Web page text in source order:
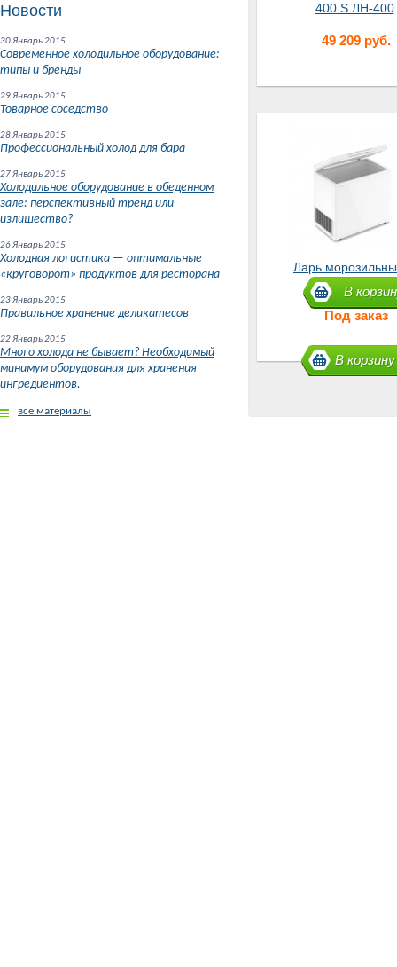
400 S ЛН-400
49 209 руб.
В
Ларь
Под заказ
В корзину
Новости
30 Январь 2015
Современное холодильное оборудование:
типы и бренды
29 Январь 2015
Товарное соседство
28 Январь 2015
Профессиональный холод для бара
27 Январь 2015
Холодильное оборудование в обеденном
зале: перспективный тренд или
излишество?
26 Январь 2015
Холодная логистика — оптимальные
«круговорот» продуктов для ресторана
23 Январь 2015
Правильное хранение деликатесов
22 Январь 2015
Много холода не бывает? Необходимый
минимум оборудования для хранения
ингредиентов.
все материалы